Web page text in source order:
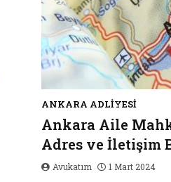
ANKARA ADLIYESI
Ankara Aile
Adres ve İletişim
Avukatım 1 Mart 2024